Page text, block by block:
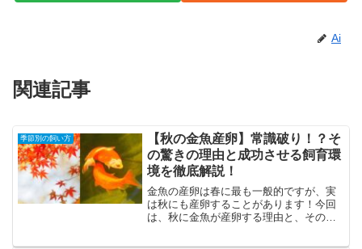
Ai
関連記事
季節別の飼い方
【秋の金魚産卵】常識破り！？そ
の驚きの理由と成功させる飼育環
境を徹底解説！
金魚の産卵は春に最も一般的ですが、実
は秋にも産卵することがあります！今回
は、秋に金魚が産卵する理由と、そのた